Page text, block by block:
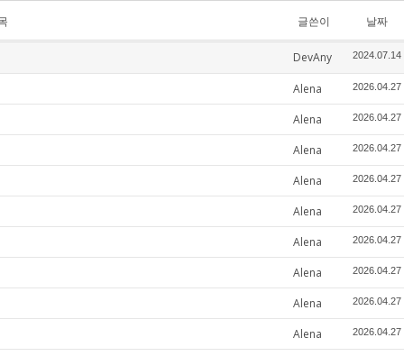
글쓴이 날짜
DevAny 2024.07.14
Alena 2026.04.27
Alena 2026.04.27
Alena 2026.04.27
Alena 2026.04.27
Alena 2026.04.27
Alena 2026.04.27
Alena 2026.04.27
Alena 2026.04.27
Alena 2026.04.27